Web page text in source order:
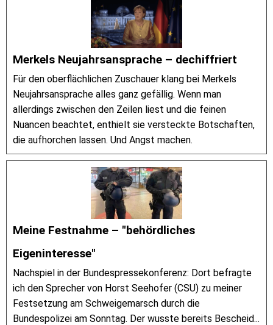
Merkels Neujahrsansprache – dechiffriert
Für den oberflächlichen Zuschauer klang bei Merkels
Neujahrsansprache alles ganz gefällig. Wenn man
allerdings zwischen den Zeilen liest und die feinen
Nuancen beachtet, enthielt sie versteckte Botschaften,
die aufhorchen lassen. Und Angst machen.
Meine Festnahme – "behördliches
Eigeninteresse"
Nachspiel in der Bundespressekonferenz: Dort befragte
ich den Sprecher von Horst Seehofer (CSU) zu meiner
Festsetzung am Schweigemarsch durch die
Bundespolizei am Sonntag. Der wusste bereits Bescheid...